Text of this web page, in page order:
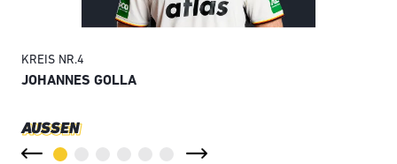
KREIS NR.4
JOHANNES GOLLA
AUSSEN